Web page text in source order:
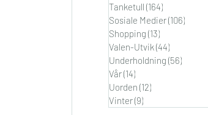
Tanketull (164)
Sosiale Medier(106)
Shopping (13)
Valen-Utvik(44)
Underholdning (56)
Vår(14)
Uorden (12)
Vinter(9)